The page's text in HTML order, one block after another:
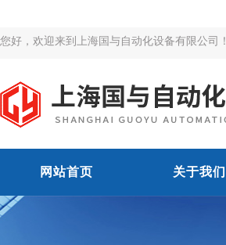
您好，欢迎来到上海国与自动化设备有限公司！
网站首页 关于我们